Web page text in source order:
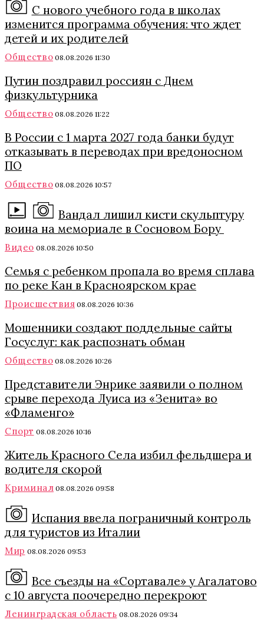
С нового учебного года в школах
изменится программа обучения: что ждет
детей и их родителей
Общество 08.08.2026 11:30
Путин поздравил россиян с Днем
физкультурника
Общество 08.08.2026 11:22
В России с 1 марта 2027 года банки будут
отказывать в переводах при вредоносном
ПО
Общество 08.08.2026 10:57
Вандал лишил кисти скульптуру
воина на мемориале в Сосновом Бору
Видео 08.08.2026 10:50
Семья с ребенком пропала во время сплава
по реке Кан в Красноярском крае
Происшествия 08.08.2026 10:36
Мошенники создают поддельные сайты
Госуслуг: как распознать обман
Общество 08.08.2026 10:26
Представители Энрике заявили о полном
срыве перехода Луиса из «Зенита» во
«Фламенго»
Спорт 08.08.2026 10:16
Житель Красного Села избил фельдшера и
водителя скорой
Криминал 08.08.2026 09:58
Испания ввела пограничный контроль
для туристов из Италии
Мир 08.08.2026 09:53
Все съезды на «Сортавале» у Агалатово
с 10 августа поочередно перекроют
Ленинградская область 08.08.2026 09:34